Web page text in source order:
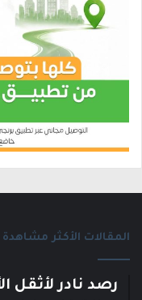
المقالات الأكثر مشاهدة
رصد نادر لأثقل